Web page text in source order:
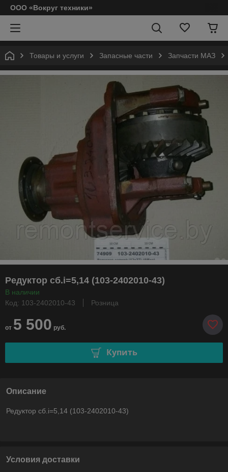
ООО «Вокруг техники»
Товары и услуги Запасные части Запчасти МАЗ
Редуктор сб.i=5,14 (103-2402010-43)
В наличии
Код: 103-2402010-43
Розница
от 5 500 руб.
Купить
Описание
Редуктор сб.i=5,14 (103-2402010-43)
Условия доставки